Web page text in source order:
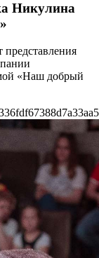
Никулина
«Наш добрый